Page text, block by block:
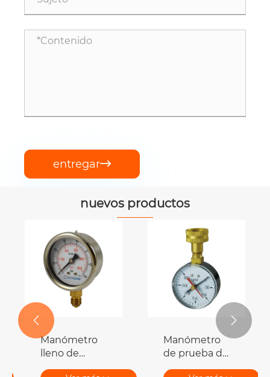
entregar
nuevos productos
Manómetro
lleno de
aceite
Ver más >>
Manómetro
climatización
Ver más >>
 